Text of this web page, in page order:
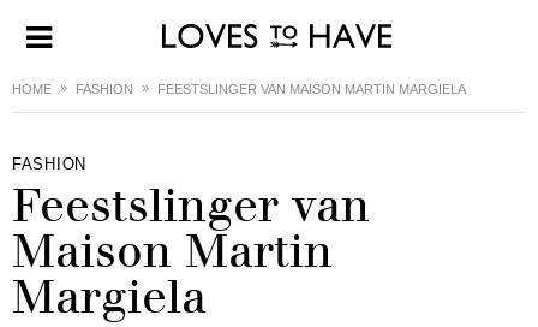
HOME FASHION FEESTSLINGER VAN MAISON MARTIN MARGIELA
FASHION
Feestslinger van
Maison Martin
Margiela